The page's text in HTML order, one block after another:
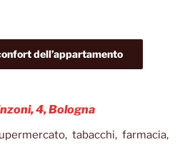
dell’appartamento
4, Bologna
tabacchi, farmacia,